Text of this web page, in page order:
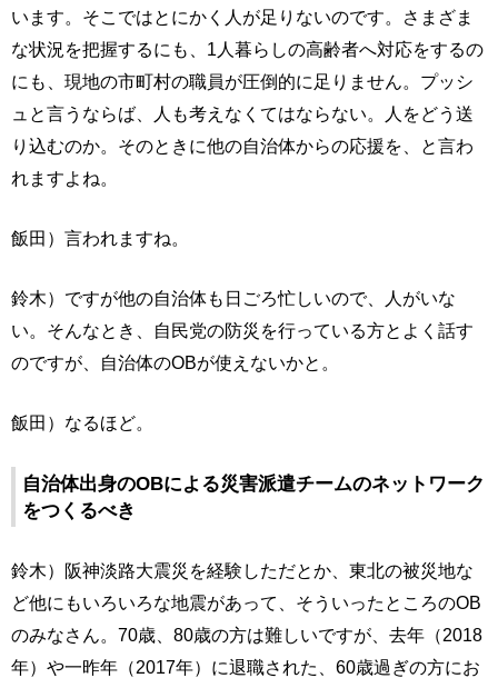
います。そこではとにかく人が足りないのです。さまざま
な状況を把握するにも、1人暮らしの高齢者へ対応をするの
にも、現地の市町村の職員が圧倒的に足りません。プッシ
ュと言うならば、人も考えなくてはならない。人をどう送
り込むのか。そのときに他の自治体からの応援を、と言わ
れますよね。
飯田）言われますね。
鈴木）ですが他の自治体も日ごろ忙しいので、人がいな
い。そんなとき、自民党の防災を行っている方とよく話す
のですが、自治体のOBが使えないかと。
飯田）なるほど。
自治体出身のOBによる災害派遣チームのネットワーク
をつくるべき
鈴木）阪神淡路大震災を経験しただとか、東北の被災地な
ど他にもいろいろな地震があって、そういったところのOB
のみなさん。70歳、80歳の方は難しいですが、去年（2018
年）や一昨年（2017年）に退職された、60歳過ぎの方にお